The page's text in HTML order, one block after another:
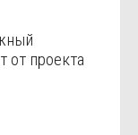
от проекта